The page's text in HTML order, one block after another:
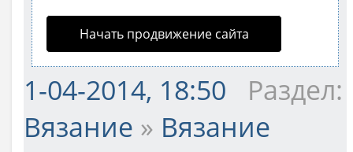
Начать продвижение сайта
1-04-2014, 18:50 Раздел:
Вязание » Вязание